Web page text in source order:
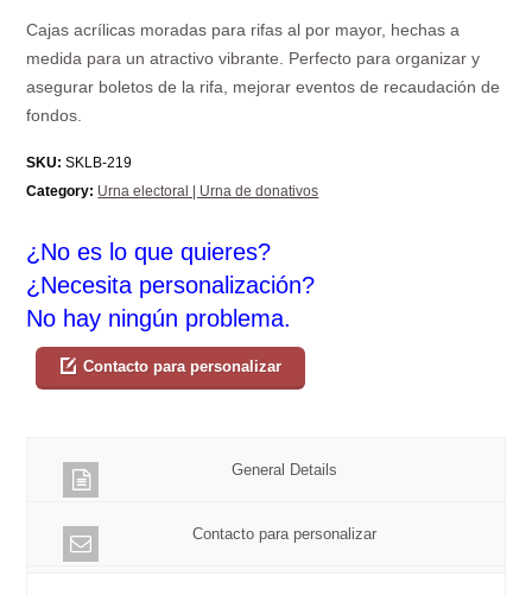
Cajas acrílicas moradas para rifas al por mayor, hechas a
medida para un atractivo vibrante. Perfecto para organizar y
asegurar boletos de la rifa, mejorar eventos de recaudación de
fondos.
SKU: SKLB-219
Category: Urna electoral | Urna de donativos
¿No es lo que quieres?
¿Necesita personalización?
No hay ningún problema.
Contacto para personalizar
General Details
Contacto para personalizar